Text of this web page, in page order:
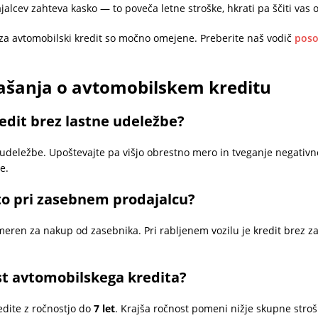
zahteva kasko — to poveča letne stroške, hkrati pa ščiti vas
avtomobilski kredit so močno omejene. Preberite naš vodič
o avtomobilskem kreditu
brez lastne udeležbe?
Upoštevajte pa višjo obrestno mero in tveganje
pri zasebnem prodajalcu?
za nakup od zasebnika. Pri rabljenem vozilu je kredit brez
avtomobilskega kredita?
z ročnostjo do 7 let. Krajša ročnost pomeni nižje skupne